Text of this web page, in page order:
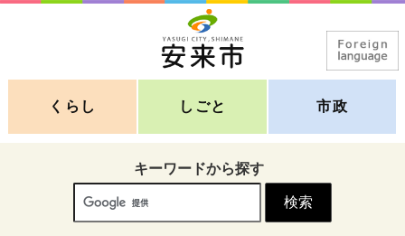
くらし しごと 市政
キーワードから探す